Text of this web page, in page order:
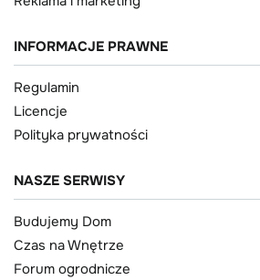
INFORMACJE PRAWNE
Regulamin
Licencje
Polityka prywatności
NASZE SERWISY
Budujemy Dom
Czas na Wnętrze
Forum ogrodnicze